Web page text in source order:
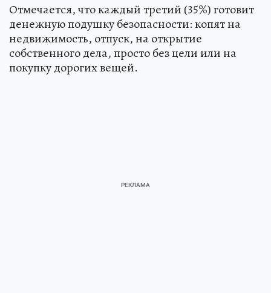
Отмечается, что каждый третий (35%) готовит
денежную подушку безопасности: копят на
недвижимость, отпуск, на открытие
собственного дела, просто без цели или на
покупку дорогих вещей.